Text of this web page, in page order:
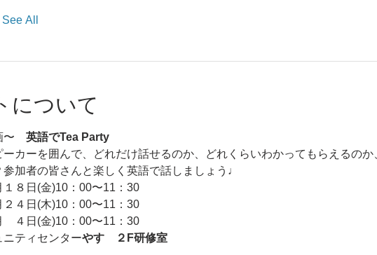
See All
について
〜 英語でTea Party
ーカーを囲んで、どれだけ話せるのか、どれくらいわかってもらえるの
参加者の皆さんと楽しく英語で話しましょう♩
８日(金)10：00〜11：30
(木)10：00〜11：30
(金)10：00〜11：30
ティセンターやす　２F研修室